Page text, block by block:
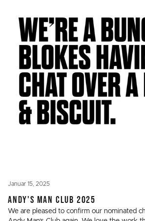
Januar 15, 2025
ANDY'S MAN CLUB 2025
We are pleased to confirm our nominated